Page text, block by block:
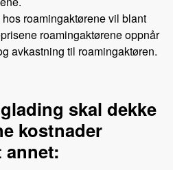
roamingaktørene vil blant
roamingaktørene oppnår
avkastning til roamingaktøren.
skal dekke
kostnader